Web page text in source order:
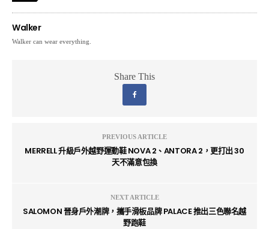
Walker
Walker can wear everything.
Share This
PREVIOUS ARTICLE
MERRELL 升級戶外越野運動鞋 NOVA 2、ANTORA 2，更打出 30
天不滿意包換
NEXT ARTICLE
SALOMON 晉身戶外潮牌，攜手滑板品牌 PALACE 推出三色聯名越
野跑鞋